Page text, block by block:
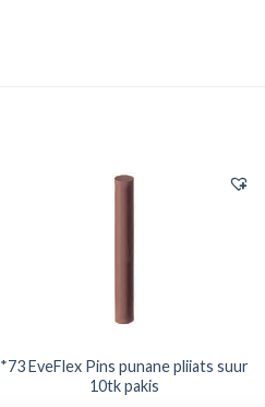
*73 EveFlex Pins punane pliiats suur
10tk pakis